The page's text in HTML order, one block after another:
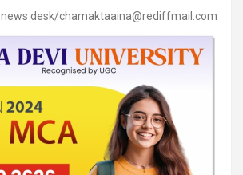
news desk/chamaktaaina@rediffmail.com